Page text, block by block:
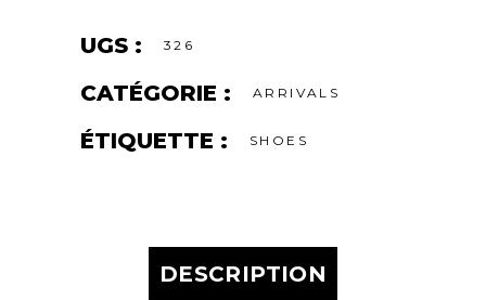
UGS : 326
CATÉGORIE : ARRIVALS
ÉTIQUETTE : SHOES
DESCRIPTION